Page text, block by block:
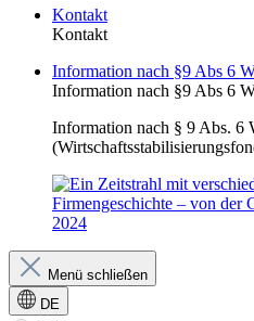
Kontakt
Kontakt
Information nach §9 Abs 6
Information nach §9 Abs 6
Information nach § 9 Abs. 6
Menü schließen
DE